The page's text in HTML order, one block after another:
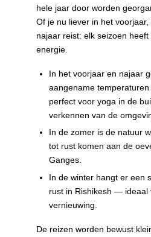
hele jaar door worden
Of je nu liever in het
najaar reist: elk seizoen
energie.
In het voorjaar en najaar
aangename
perfect voor yoga in de
verkennen van de
In de zomer is de natuur
tot rust komen aan de
Ganges.
In de winter hangt er een
rust in Rishikesh — ideaal
vernieuwing.
De reizen worden bewust